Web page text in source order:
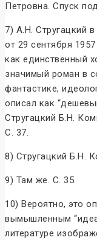
Петровна. Спуск
7) А.Н. Стругацкий
от 29 сентября
как единственный
значимый роман в
фантастике,
описал как
Стругацкий Б.Н.
С. 37.
8) Стругацкий Б.Н.
9) Там же. С. 35.
10) Вероятно, это
вымышленным
литературе